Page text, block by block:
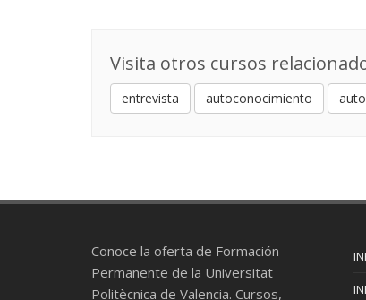
Visita otros cursos
entrevista autoconocimiento
Conoce la oferta de Formación
Permanente de la Universitat
Politècnica de Valencia. Cursos,